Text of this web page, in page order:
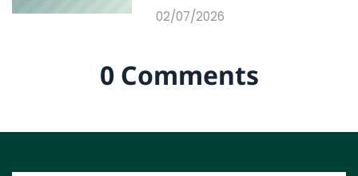
02/07/2026
0 Comments